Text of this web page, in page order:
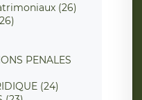
(26)
PENALES
(24)